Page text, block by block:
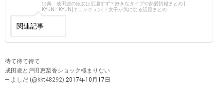
出典：成田凌の彼女は広瀬すず？好きなタイプや熱愛情報まとめ |
KYUN♡KYUN[キュンキュン]｜女子が気になる話題まとめ
関連記事
待て待て待て
成田凌と戸田恵梨香ショック極まりない
— よしだ (@kkt48292) 2017年10月17日